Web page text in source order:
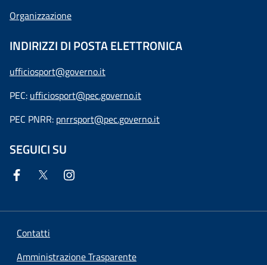
Organizzazione
INDIRIZZI DI POSTA ELETTRONICA
ufficiosport@governo.it
PEC: ufficiosport@pec.governo.it
PEC PNRR: pnrrsport@pec.governo.it
SEGUICI SU
Contatti
Amministrazione Trasparente